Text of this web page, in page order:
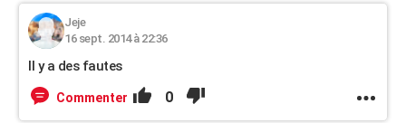
Jeje
16 sept. 2014 à 22:36
Il y a des fautes
Commenter 0